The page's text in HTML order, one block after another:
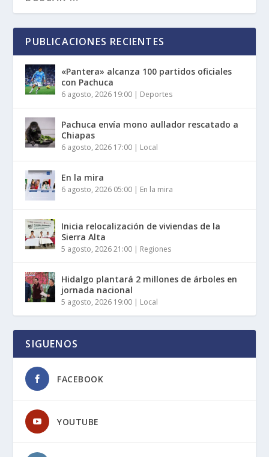
PUBLICACIONES RECIENTES
«Pantera» alcanza 100 partidos oficiales
con Pachuca
6 agosto, 2026 19:00 | Deportes
Pachuca envía mono aullador rescatado a
Chiapas
6 agosto, 2026 17:00 | Local
En la mira
6 agosto, 2026 05:00 | En la mira
Inicia relocalización de viviendas de la
Sierra Alta
5 agosto, 2026 21:00 | Regiones
Hidalgo plantará 2 millones de árboles en
jornada nacional
5 agosto, 2026 19:00 | Local
SIGUENOS
FACEBOOK
YOUTUBE